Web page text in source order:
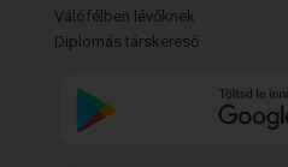
Válófélben lévőknek
Diplomás társkereső